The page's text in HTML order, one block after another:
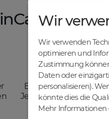
Günstige
Backorders bereits ab
Je nach deinem Tier-
zzgl. MwSt falls
Wir
Wir verwenden
optimieren und
Zustimmung
Daten oder
personalisieren).
könnte dies die
Mehr Informationen